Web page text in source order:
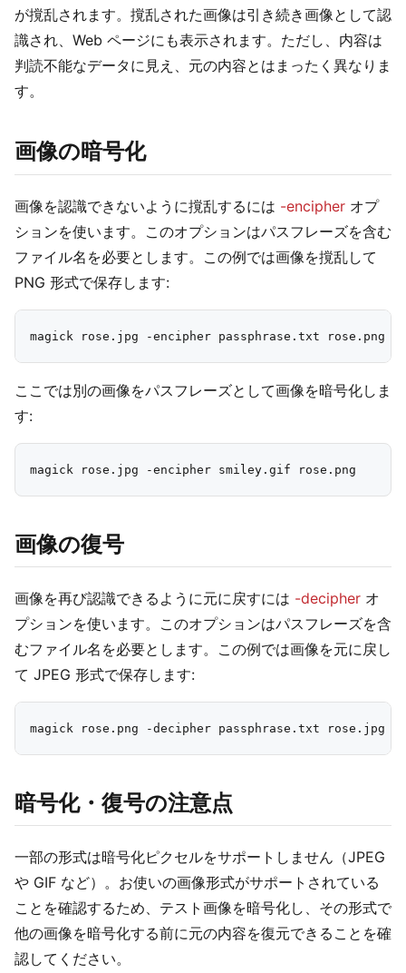
が撹乱されます。撹乱された画像は引き続き画像として認
識され、Web ページにも表示されます。ただし、内容は
判読不能なデータに見え、元の内容とはまったく異なりま
す。
画像の暗号化
画像を認識できないように撹乱するには -encipher オプ
ションを使います。このオプションはパスフレーズを含む
ファイル名を必要とします。この例では画像を撹乱して
PNG 形式で保存します:
ここでは別の画像をパスフレーズとして画像を暗号化しま
す:
画像の復号
画像を再び認識できるように元に戻すには -decipher オ
プションを使います。このオプションはパスフレーズを含
むファイル名を必要とします。この例では画像を元に戻し
て JPEG 形式で保存します:
暗号化・復号の注意点
一部の形式は暗号化ピクセルをサポートしません（JPEG
や GIF など）。お使いの画像形式がサポートされている
ことを確認するため、テスト画像を暗号化し、その形式で
他の画像を暗号化する前に元の内容を復元できることを確
認してください。